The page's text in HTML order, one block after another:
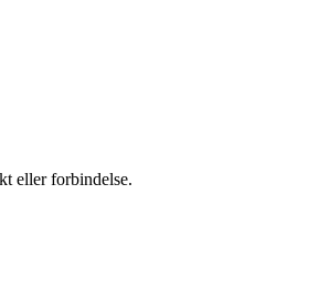
eller forbindelse.